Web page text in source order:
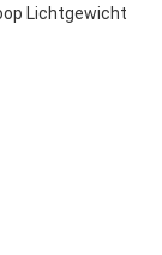
Lichtgewicht